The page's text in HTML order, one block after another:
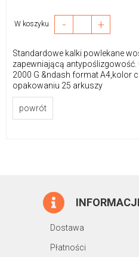
W koszyku - +
Standardowe kalki powlekane
zapewniającą antypoślizgowość.
2000 G &ndash format A4,kolor
opakowaniu 25 arkuszy
powrót
Dostawa
Płatności